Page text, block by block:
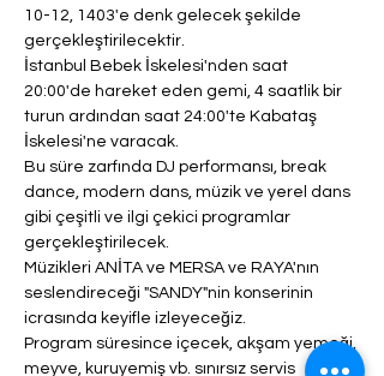
10-12, 1403'e denk gelecek şekilde
gerçekleştirilecektir.
İstanbul Bebek İskelesi'nden saat
20:00'de hareket eden gemi, 4 saatlik bir
turun ardından saat 24:00'te Kabataş
İskelesi'ne varacak.
Bu süre zarfında DJ performansı, break
dance, modern dans, müzik ve yerel dans
gibi çeşitli ve ilgi çekici programlar
gerçekleştirilecek.
Müzikleri ANİTA ve MERSA ve RAYA'nın
seslendireceği "SANDY"nin konserinin
icrasında keyifle izleyeceğiz.
Program süresince içecek, akşam yemeği,
meyve, kuruyemiş vb. sınırsız servis